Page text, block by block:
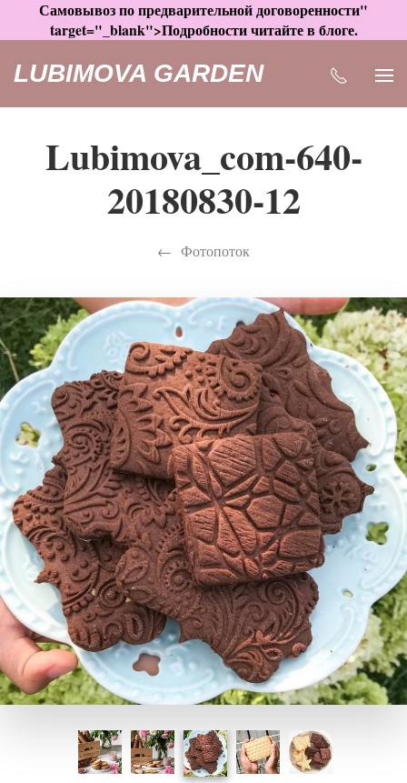
Самовывоз по предварительной договоренности"
target="_blank">Подробности читайте в блоге.
LUBIMOVA GARDEN
Lubimova_com-640-
20180830-12
Фотопоток